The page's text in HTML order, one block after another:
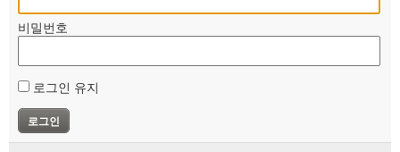
비밀번호
로그인 유지